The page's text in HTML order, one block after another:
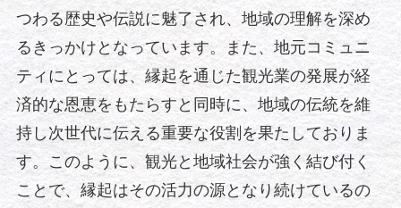
つわる歴史や伝説に魅了され、地域の理解を深め
るきっかけとなっています。また、地元コミュニ
ティにとっては、縁起を通じた観光業の発展が経
済的な恩恵をもたらすと同時に、地域の伝統を維
持し次世代に伝える重要な役割を果たしておりま
す。このように、観光と地域社会が強く結び付く
ことで、縁起はその活力の源となり続けているの